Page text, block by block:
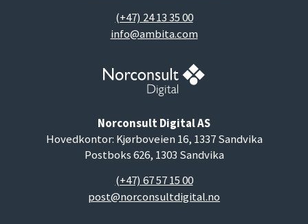
(+47) 24 13 35 00
info@ambita.com
Norconsult Digital AS
Hovedkontor: Kjørboveien 16, 1337 Sandvika
Postboks 626, 1303 Sandvika
(+47) 67 57 15 00
post@norconsultdigital.no